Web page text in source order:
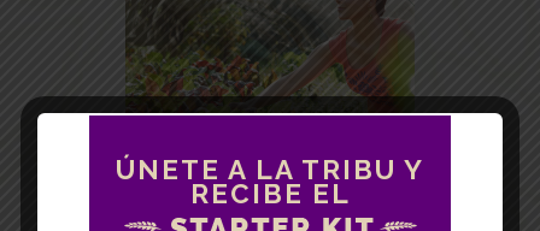
ÚNETE A LA TRIBU Y
RECIBE EL